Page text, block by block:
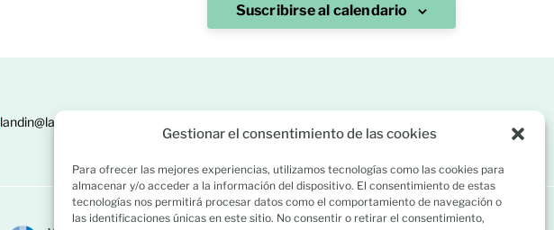
Gestionar el consentimiento de las cookies
Para ofrecer las mejores experiencias, utilizamos tecnologías como las cookies para
almacenar y/o acceder a la información del dispositivo. El consentimiento de estas
tecnologías nos permitirá procesar datos como el comportamiento de navegación o
las identificaciones únicas en este sitio. No consentir o retirar el consentimiento,
Suscribirse al calendario
landin@landin.es